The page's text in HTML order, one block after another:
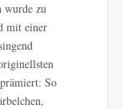
wurde zu
mit einer
So